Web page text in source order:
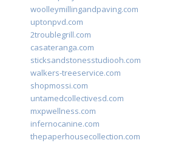
woolleymillingandpaving.com
uptonpvd.com
2troublegrill.com
casateranga.com
sticksandstonesstudiooh.com
walkers-treeservice.com
shopmossi.com
untamedcollectivesd.com
mxpwellness.com
infernocanine.com
thepaperhousecollection.com